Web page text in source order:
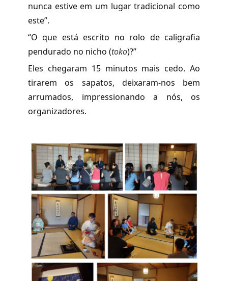
nunca estive em um lugar tradicional como
este”.
“O que está escrito no rolo de caligrafia
pendurado no nicho (toko)?”
Eles chegaram 15 minutos mais cedo. Ao
tirarem os sapatos, deixaram-nos bem
arrumados, impressionando a nós, os
organizadores.